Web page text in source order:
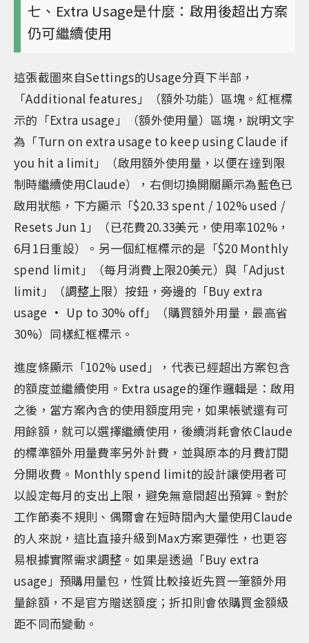
七、Extra Usage是什麼：啟用後超出方案
仍可繼續使用
這張截圖來自Settings的Usage分頁下半部，
「Additional features」（額外功能）區塊。紅框標
示的「Extra usage」（額外使用量）區塊，說明文字
為「Turn on extra usage to keep using Claude if
you hit a limit」（啟用額外使用量，以便在達到限
制時繼續使用Claude），右側切換開關顯示為藍色已
啟用狀態，下方顯示「$20.33 spent / 102% used /
Resets Jun 1」（已花費20.33美元，使用率102%，
6月1日重設）。另一個紅框標示的是「$20 Monthly
spend limit」（每月消費上限20美元）與「Adjust
limit」（調整上限）按鈕，旁邊的「Buy extra
usage · Up to 30% off」（購買額外用量，最高省
30%）同樣紅框標示。
進度條顯示「102% used」，代表已經超出方案包含
的額度並繼續使用。Extra usage的運作邏輯是：啟用
之後，當方案內含的使用額度用完，如果帳號還有可
用餘額，就可以選擇繼續使用，後續消耗會依Claude
的標準額外用量費率另外計費，並與原本的月費訂閱
分開收費。Monthly spend limit的設計讓使用者可
以設定每月的支出上限，避免無意間超出預算。對於
工作節奏不規則、偶爾會在短時間內大量使用Claude
的人來說，這比直接升級到Max方案更彈性，也更容
易根據實際需求調整。如果是透過「Buy extra
usage」預購用量包，性質比較接近先買一筆額外用
量餘額，不是官方贈送額度；折扣則會依購買金額級
距不同而變動。